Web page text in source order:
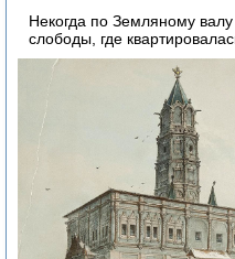
Некогда по Земляному
слободы, где